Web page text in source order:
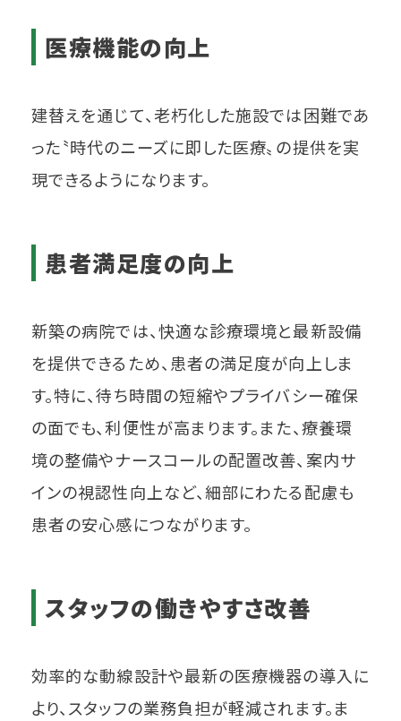
医療機能の向上
建替えを通じて、老朽化した施設では困難であ
った〝時代のニーズに即した医療〟の提供を実
現できるようになります。
患者満足度の向上
新築の病院では、快適な診療環境と最新設備
を提供できるため、患者の満足度が向上しま
す。特に、待ち時間の短縮やプライバシー確保
の面でも、利便性が高まります。また、療養環
境の整備やナースコールの配置改善、案内サ
インの視認性向上など、細部にわたる配慮も
患者の安心感につながります。
スタッフの働きやすさ改善
効率的な動線設計や最新の医療機器の導入に
より、スタッフの業務負担が軽減されます。ま